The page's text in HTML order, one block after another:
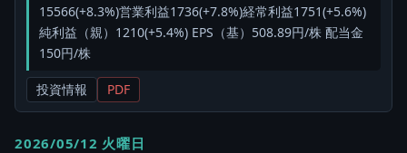
15566(+8.3%)営業利益1736(+7.8%)経常利益1751(+5.6%)
純利益（親）1210(+5.4%) EPS（基）508.89円/株 配当金
150円/株
投資情報 PDF
2026/05/12 火曜日